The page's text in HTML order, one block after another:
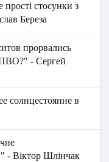
стосунки з
Береза
прорвались
ПВО?" - Сергей
солнцестояние в
- Віктор Шлінчак